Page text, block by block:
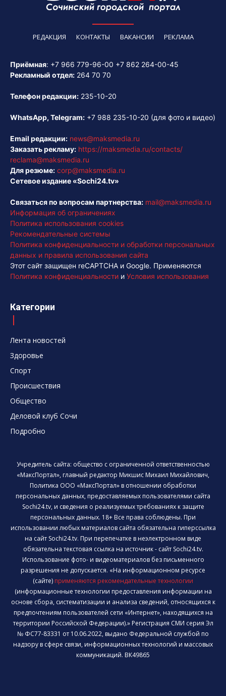
РЕДАКЦИЯ КОНТАКТЫ ВАКАНСИИ РЕКЛАМА
Приёмная: +7 966 779-96-00 +7 862 264-00-45
Рекламный отдел: 264 70 70
Телефон редакции: 235-10-20
WhatsApp, Telegram: +7 988 235-10-20 (для фото и видео)
Email редакции: news@maksmedia.ru
Заказать рекламу: https://maksmedia.ru/contacts/
reclama@maksmedia.ru
Для резюме: corp@maksmedia.ru
Сетевое издание «Sochi24.tv»
Связаться по вопросам партнерства: mail@maksmedia.ru
Информация об ограничениях
Политика использования cookies
Рекомендательные системы
Политика конфиденциальности и обработки персональных
данных и правила использования сайта
Этот сайт защищен reCAPTCHA и Google. Применяются
Политика конфиденциальности и Условия использования
Категории
Лента новостей
Здоровье
Спорт
Происшествия
Общество
Деловой клуб Сочи
Подробно
Учредитель сайта: общество с ограниченной ответственностью
«МаксПортал», главный редактор Микшис Михаил Михайлович,
Политика ООО «МаксПортал» в отношении обработки
персональных данных, предоставляемых пользователями сайта
Sochi24.tv, и сведения о реализуемых требованиях к защите
персональных данных. 18+ Все права соблюдены. При
использовании любых материалов сайта обязательна гиперссылка
на сайт Sochi24.tv. При перепечатке в неэлектронном виде
обязательна текстовая ссылка на источник - сайт Sochi24.tv.
Использование фото- и видеоматериалов без письменного
разрешения не допускается. «На информационном ресурсе
(сайте) применяются рекомендательные технологии
(информационные технологии предоставления информации на
основе сбора, систематизации и анализа сведений, относящихся к
предпочтениям пользователей сети «Интернет», находящихся на
территории Российской Федерации).» Регистрация СМИ серия Эл
№ ФС77-83331 от 10.06.2022, выдано Федеральной службой по
надзору в сфере связи, информационных технологий и массовых
коммуникаций. ВК49865